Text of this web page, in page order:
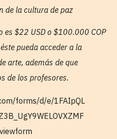
de la cultura de paz
es $22 USD o $100.000 COP
pueda acceder a la
arte, además de que
de los profesores.
forms/d/e/1FAIpQL